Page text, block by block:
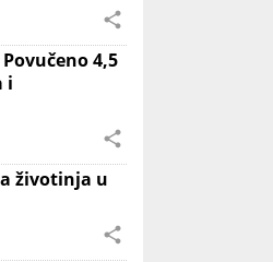
4,5
i
životinja u